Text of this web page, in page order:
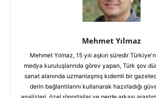
Mehmet Yılmaz
Mehmet Yılmaz, 15 yılı aşkın süredir
medya kuruluşlarında görev yapan, Türk şov
sanat alanında uzmanlaşmış kıdemli bir
derin bağlantılarını kullanarak hazırladığı